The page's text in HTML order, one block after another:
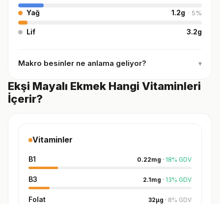
Yağ 1.2g · 5%
Lif 3.2g
Makro besinler ne anlama geliyor? ▾
Ekşi Mayalı Ekmek Hangi Vitaminleri
İçerir?
Vitaminler
B1 0.22mg · 18% GDV
B3 2.1mg · 13% GDV
Folat 32µg · 8% GDV